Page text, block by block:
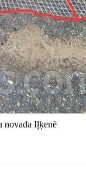
novada Iļķenē